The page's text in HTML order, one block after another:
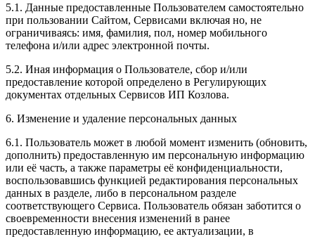
5.1. Данные предоставленные Пользователем самостоятельно
при пользовании Сайтом, Сервисами включая но, не
ограничиваясь: имя, фамилия, пол, номер мобильного
телефона и/или адрес электронной почты.
5.2. Иная информация о Пользователе, сбор и/или
предоставление которой определено в Регулирующих
документах отдельных Сервисов ИП Козлова.
6. Изменение и удаление персональных данных
6.1. Пользователь может в любой момент изменить (обновить,
дополнить) предоставленную им персональную информацию
или её часть, а также параметры её конфиденциальности,
воспользовавшись функцией редактирования персональных
данных в разделе, либо в персональном разделе
соответствующего Сервиса. Пользователь обязан заботится о
своевременности внесения изменений в ранее
предоставленную информацию, ее актуализации, в